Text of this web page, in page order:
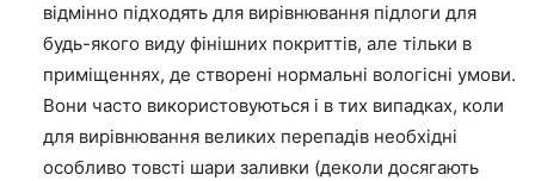
відмінно підходять для вирівнювання підлоги для
будь-якого виду фінішних покриттів, але тільки в
приміщеннях, де створені нормальні вологісні умови.
Вони часто використовуються і в тих випадках, коли
для вирівнювання великих перепадів необхідні
особливо товсті шари заливки (деколи досягають